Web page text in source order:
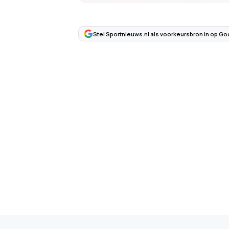
Stel Sportnieuws.nl als voorkeursbron in op